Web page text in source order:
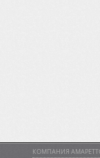
КОМПАНИЯ